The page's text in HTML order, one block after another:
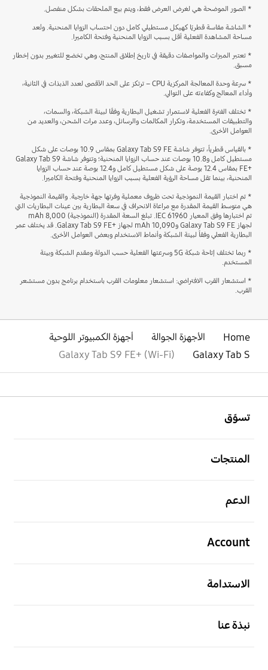
* الصور الموضحة هي لغرض العرض فقط، ويتم بيع الملحقات بشكل منفصل.
* الشاشة مقاسة قطريًا كهيكل مستطيلي كامل دون احتساب الزوايا المنحنية. وتُعد
مساحة المشاهدة الفعلية أقل بسبب الزوايا المنحنية وفتحة الكاميرا.
* تعتبر الميزات والمواصفات دقيقة في تاريخ إطلاق المنتج، وهي تخضع للتغيير بدون إخطار
مسبق.
* سرعة وحدة المعالجة المركزية CPU – ترتكز على الحد الأقصى لعدد الذبذات في الثانية،
وأداء المعالج وكفاءته على التوالي.
* تختلف الفترة الفعلية لاستمرار تشغيل البطارية وفقًا لبيئة الشبكة، والسمات،
والتطبيقات المستخدمة، وتكرار المكالمات والرسائل، وعدد مرات الشحن، والعديد من
العوامل الأخرى.
* بالقياس قطرياً، تتوفر شاشة Galaxy Tab S9 FE بمقاس 10.9 بوصات على شكل
مستطيل كامل و10.8 بوصات عند حساب الزوايا المنحنية؛ وتتوفر شاشة Galaxy Tab S9
FE+‎ بمقاس 12.4 بوصة على شكل مستطيل كامل و12.4 بوصة عند حساب الزوايا
المنحنية، بينما تقل مساحة الرؤية الفعلية بسبب الزوايا المنحنية وفتحة الكاميرا.
* تم اختبار القيمة النموذجية تحت ظروف معملية وفرتها جهة خارجية. والقيمة النموذجية
هي متوسط القيمة المقدرة مع مراعاة الانحراف في سعة البطارية بين عينات البطاريات التي
تم اختبارها وفق المعيار IEC 61960. تبلغ السعة المقدرة (النموذجية) 8,000 mAh
لجهاز Galaxy Tab S9 FE و10,090 mAh لجهاز Galaxy Tab S9 FE+‎. قد يختلف عمر
البطارية الفعلي وفقاً لبيئة الشبكة وأنماط الاستخدام وبعض العوامل الأخرى.
* ربما تختلف إتاحة شبكة 5G وسرعتها الفعلية حسب الدولة ومقدم الشبكة وبيئة
المستخدم.
* استشعار القرب الافتراضي: استشعار معلومات القرب باستخدام برنامج بدون مستشعر
القرب.
Home الأجهزة الجوالة
أجهزة الكمبيوتر اللوحية
Galaxy Tab S
Galaxy Tab S9 FE+ (Wi-Fi)
تسوّق
المنتجات
الدعم
Account
الاستدامة
نبذة عنا